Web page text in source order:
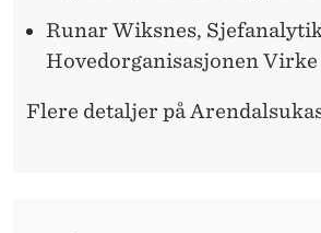
Runar Wiksnes,
Hovedorganisasjonen Virke
Flere detaljer på